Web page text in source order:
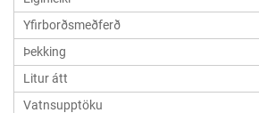
Yfirborðsmeðferð
Þekking
Litur átt
Vatnsupptöku